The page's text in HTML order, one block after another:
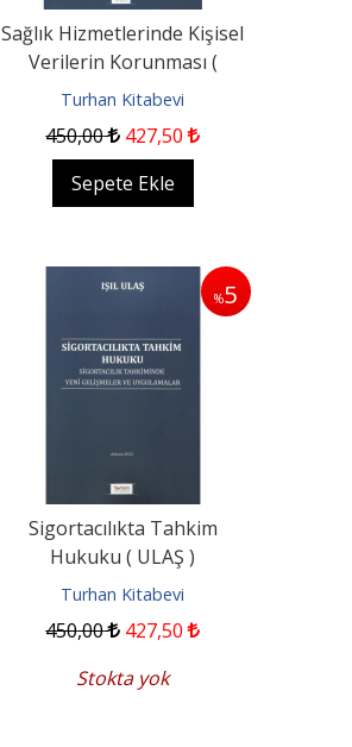
Sağlık Hizmetlerinde Kişisel
Verilerin Korunması (
UZUN )
Turhan Kitabevi
450,00 427,50
Sepete Ekle
%5
Sigortacılıkta Tahkim
Hukuku ( ULAŞ )
Turhan Kitabevi
450,00 427,50
Stokta yok